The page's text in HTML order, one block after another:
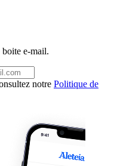
e-mail.
notre Politique de